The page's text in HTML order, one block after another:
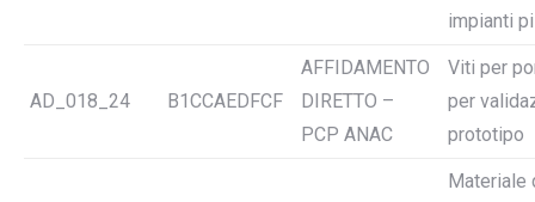
impianti
AD_018_24 B1CCAEDFCF
AFFIDAMENTO
DIRETTO –
PCP ANAC
Viti per
per
prototipo
Materiale